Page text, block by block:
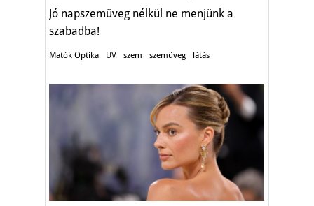
Jó napszemüveg nélkül ne menjünk a
szabadba!
Matók Optika UV szem szemüveg látás